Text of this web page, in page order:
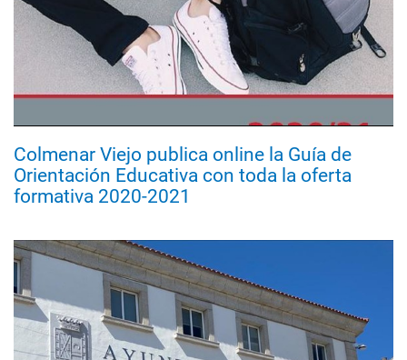
Colmenar Viejo publica online la Guía de
Orientación Educativa con toda la oferta
formativa 2020-2021